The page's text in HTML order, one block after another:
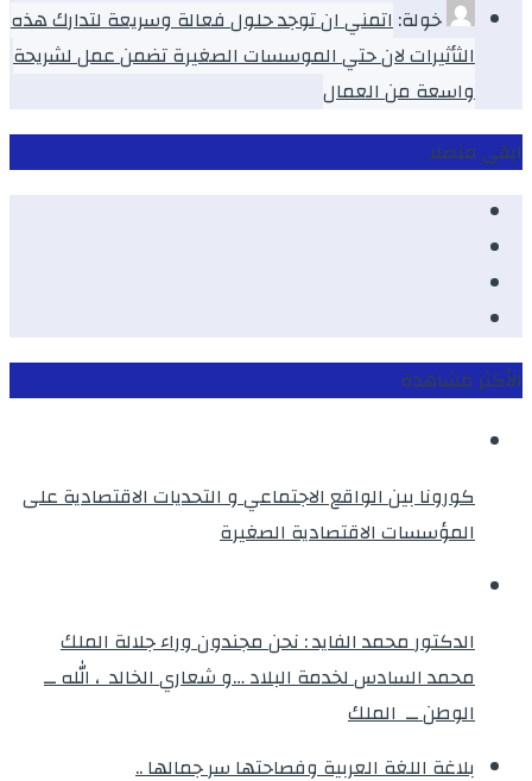
خولة:اتمني ان توجد حلول فعالة وسريعة لتدارك هذه
الثأثيرات لان حتي الموسسات الصغيرة تضمن عمل لشريحة
واسعة من العمال
ابقى متصلا
الأكثر مشاهدة
كورونا بين الواقع الاجتماعي و التحديات الاقتصادية على
المؤسسات الاقتصادية الصغيرة
الدكتور محمد الفايد : نحن مجندون وراء جلالة الملك
محمد السادس لخدمة البلاد …و شعاري الخالد ، الله ــ
الوطن ــ الملك
بلاغة اللغة العربية وفصاحتها سر جمالها ..